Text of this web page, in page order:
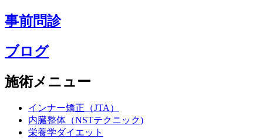
事前問診
ブログ
施術メニュー
インナー矯正（JTA）
内臓整体（NSTテクニック)
栄養学ダイエット